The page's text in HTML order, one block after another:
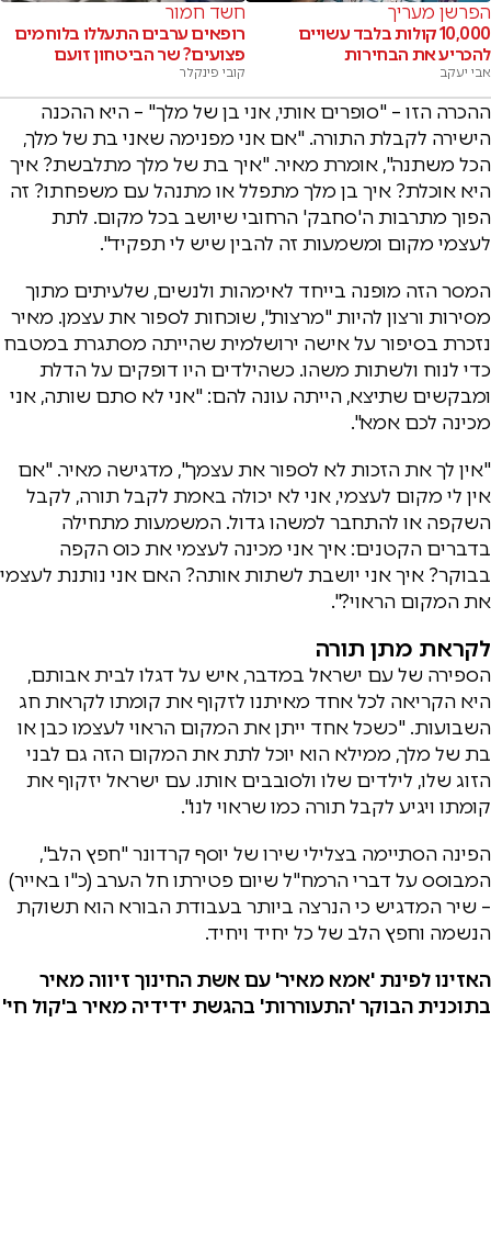
הפרשן מעריך
10,000 קולות בלבד עשויים
להכריע את הבחירות
אבי יעקב
חשד חמור
רופאים ערבים התעללו בלוחמים
פצועים? שר הביטחון זועם
קובי פינקלר
ההכרה הזו – "סופרים אותי, אני בן של מלך" – היא ההכנה
הישירה לקבלת התורה. "אם אני מפנימה שאני בת של מלך,
הכל משתנה", אומרת מאיר. "איך בת של מלך מתלבשת? איך
היא אוכלת? איך בן מלך מתפלל או מתנהל עם משפחתו? זה
הפוך מתרבות ה'סחבק' הרחובי שיושב בכל מקום. לתת
לעצמי מקום ומשמעות זה להבין שיש לי תפקיד".
המסר הזה מופנה בייחד לאימהות ולנשים, שלעיתים מתוך
מסירות ורצון להיות "מרצות", שוכחות לספור את עצמן. מאיר
נזכרת בסיפור על אישה ירושלמית שהייתה מסתגרת במטבח
כדי לנוח ולשתות משהו. כשהילדים היו דופקים על הדלת
ומבקשים שתיצא, הייתה עונה להם: "אני לא סתם שותה, אני
מכינה לכם אמא".
"אין לך את הזכות לא לספור את עצמך", מדגישה מאיר. "אם
אין לי מקום לעצמי, אני לא יכולה באמת לקבל תורה, לקבל
השקפה או להתחבר למשהו גדול. המשמעות מתחילה
בדברים הקטנים: איך אני מכינה לעצמי את כוס הקפה
בבוקר? איך אני יושבת לשתות אותה? האם אני נותנת לעצמי
את המקום הראוי?".
לקראת מתן תורה
הספירה של עם ישראל במדבר, איש על דגלו לבית אבותם,
היא הקריאה לכל אחד מאיתנו לזקוף את קומתו לקראת חג
השבועות. "כשכל אחד ייתן את המקום הראוי לעצמו כבן או
בת של מלך, ממילא הוא יוכל לתת את המקום הזה גם לבני
הזוג שלו, לילדים שלו ולסובבים אותו. עם ישראל יזקוף את
קומתו ויגיע לקבל תורה כמו שראוי לנו".
הפינה הסתיימה בצלילי שירו של יוסף קרדונר "חפץ הלב",
המבוסס על דברי הרמח"ל שיום פטירתו חל הערב (כ"ו באייר)
– שיר המדגיש כי הנרצה ביותר בעבודת הבורא הוא תשוקת
הנשמה וחפץ הלב של כל יחיד ויחיד.
האזינו לפינת 'אמא מאיר' עם אשת החינוך זיווה מאיר
בתוכנית הבוקר 'התעוררות' בהגשת ידידיה מאיר ב'קול חי'